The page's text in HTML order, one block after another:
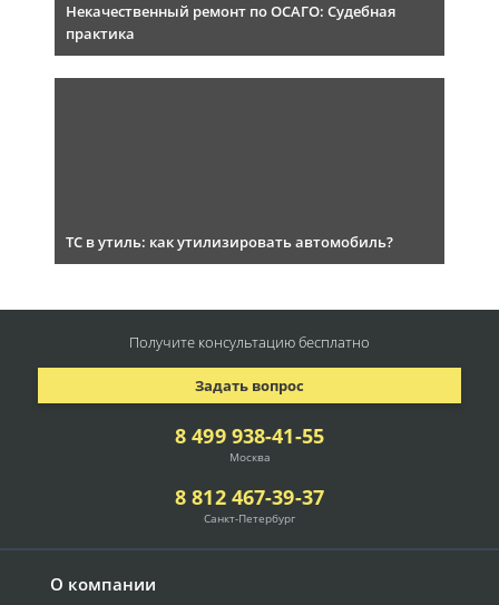
Некачественный ремонт по ОСАГО: Судебная
практика
ТС в утиль: как утилизировать автомобиль?
О компании
8 499 938-41-55
Москва
8 812 467-39-37
Санкт-Петербург
Задать вопрос
Получите консультациюбесплатно